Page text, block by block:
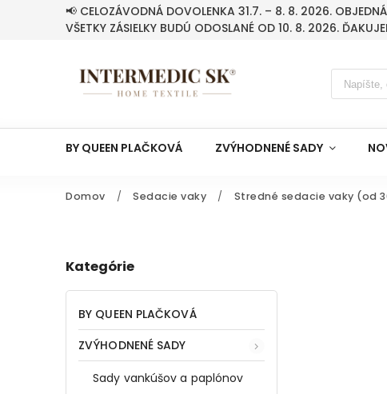
📢 CELOZÁVODNÁ DOVOLENKA 31.7. – 8. 8. 2026.
VŠETKY ZÁSIELKY BUDÚ ODOSLANÉ OD 10. 8. 2026.
BY QUEEN PLAČKOVÁ ZVÝHODNENÉ SADY
Domov / Sedacie vaky / Stredné sedacie vaky (od
Kategórie
BY QUEEN PLAČKOVÁ
ZVÝHODNENÉ SADY
Sady vankúšov a paplónov